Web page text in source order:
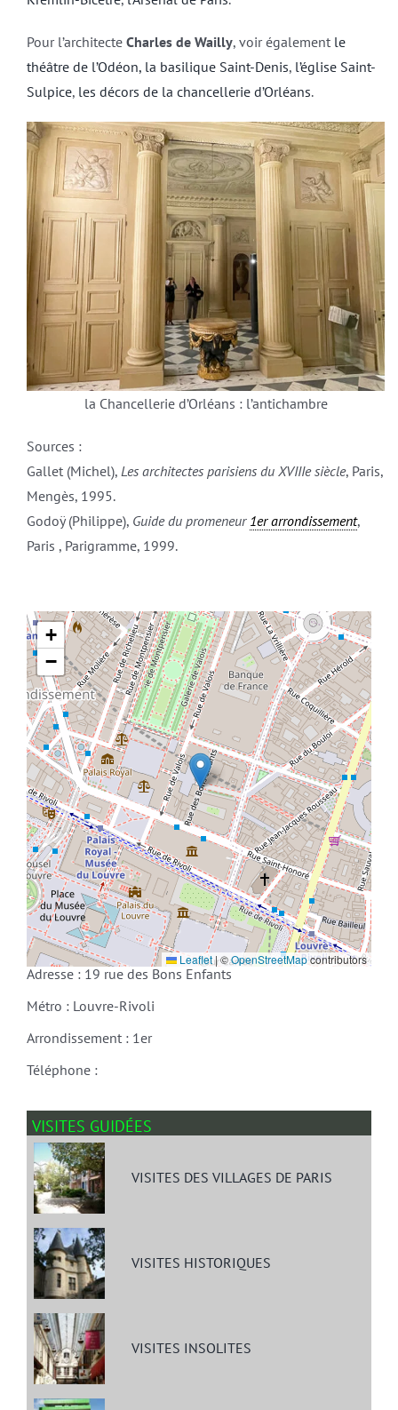
Pour l’architecte Charles de Wailly, voir également le
théâtre de l’Odéon, la basilique Saint-Denis, l’église Saint-
Sulpice, les décors de la chancellerie d’Orléans.
la Chancellerie d’Orléans : l’antichambre
Sources :
Gallet (Michel), Les architectes parisiens du XVIIIe siècle, Paris,
Mengès, 1995.
Godoÿ (Philippe), Guide du promeneur 1er arrondissement,
Paris , Parigramme, 1999.
+
−
Leaflet |©OpenStreetMapcontributors
Adresse : 19 rue des Bons Enfants
Métro : Louvre-Rivoli
Arrondissement : 1er
Téléphone :
VISITES GUIDÉES
VISITES DES VILLAGES DE PARIS
VISITES HISTORIQUES
VISITES INSOLITES